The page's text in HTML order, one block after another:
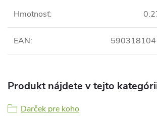
Hmotnosť:
EAN:
Produkt nájdete v tejto
Darček pre koho